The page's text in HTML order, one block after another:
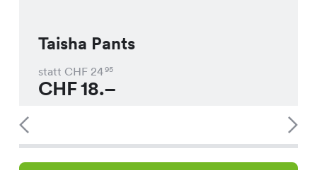
Taisha Pants
statt CHF 2495
CHF18.–